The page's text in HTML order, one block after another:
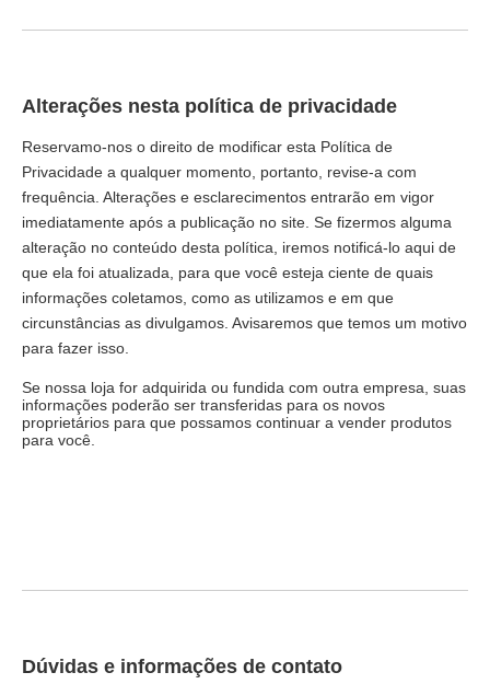
Alterações nesta política de privacidade
Reservamo-nos o direito de modificar esta Política de
Privacidade a qualquer momento, portanto, revise-a com
frequência. Alterações e esclarecimentos entrarão em vigor
imediatamente após a publicação no site. Se fizermos alguma
alteração no conteúdo desta política, iremos notificá-lo aqui de
que ela foi atualizada, para que você esteja ciente de quais
informações coletamos, como as utilizamos e em que
circunstâncias as divulgamos. Avisaremos que temos um motivo
para fazer isso.
Se nossa loja for adquirida ou fundida com outra empresa, suas
informações poderão ser transferidas para os novos
proprietários para que possamos continuar a vender produtos
para você.
Dúvidas e informações de contato